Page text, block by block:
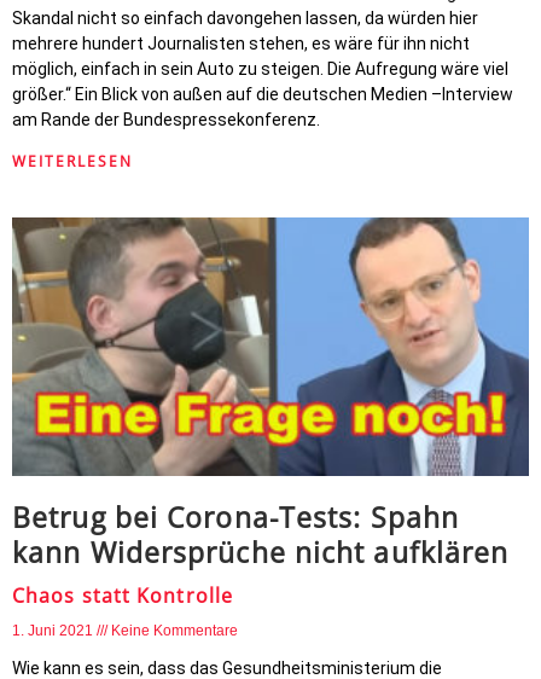
Skandal nicht so einfach davongehen lassen, da würden hier
mehrere hundert Journalisten stehen, es wäre für ihn nicht
möglich, einfach in sein Auto zu steigen. Die Aufregung wäre viel
größer.“ Ein Blick von außen auf die deutschen Medien –Interview
am Rande der Bundespressekonferenz.
WEITERLESEN
Betrug bei Corona-Tests: Spahn
kann Widersprüche nicht aufklären
Chaos statt Kontrolle
1. Juni 2021 Keine Kommentare
Wie kann es sein, dass das Gesundheitsministerium die